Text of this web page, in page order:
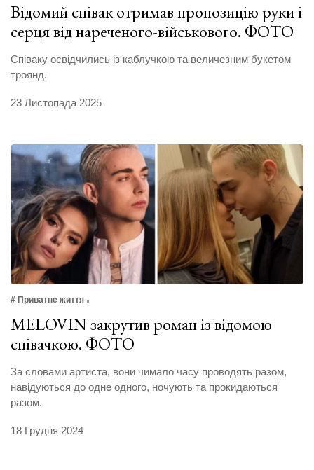
Відомий співак отримав пропозицію руки і
серця від нареченого-військового. ФОТО
Cпіваку освідчились із каблучкою та величезним букетом
троянд.
23 Листопада 2025
# Приватне життя
MELOVIN закрутив роман із відомою
співачкою. ФОТО
За словами артиста, вони чимало часу проводять разом,
навідуються до одне одного, ночують та прокидаються
разом.
18 Грудня 2024